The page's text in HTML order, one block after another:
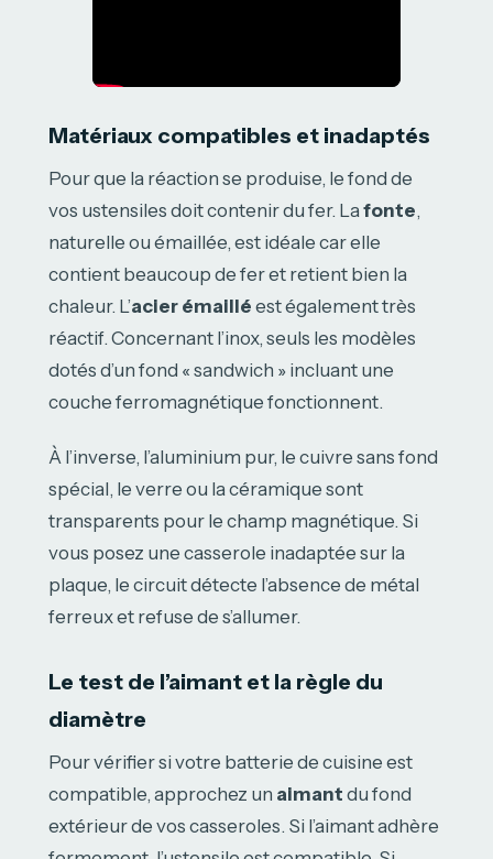
Matériaux compatibles et inadaptés
Pour que la réaction se produise, le fond de
vos ustensiles doit contenir du fer. Lafonte,
naturelle ou émaillée, est idéale car elle
contient beaucoup de fer et retient bien la
chaleur. L’acier émaillé est également très
réactif. Concernant l’inox, seuls les modèles
dotés d’un fond « sandwich » incluant une
couche ferromagnétique fonctionnent.
À l’inverse, l’aluminium pur, le cuivre sans fond
spécial, le verre ou la céramique sont
transparents pour le champ magnétique. Si
vous posez une casserole inadaptée sur la
plaque, le circuit détecte l’absence de métal
ferreux et refuse de s’allumer.
Le test de l’aimant et la règle du
diamètre
Pour vérifier si votre batterie de cuisine est
compatible, approchez un aimant du fond
extérieur de vos casseroles. Si l’aimant adhère